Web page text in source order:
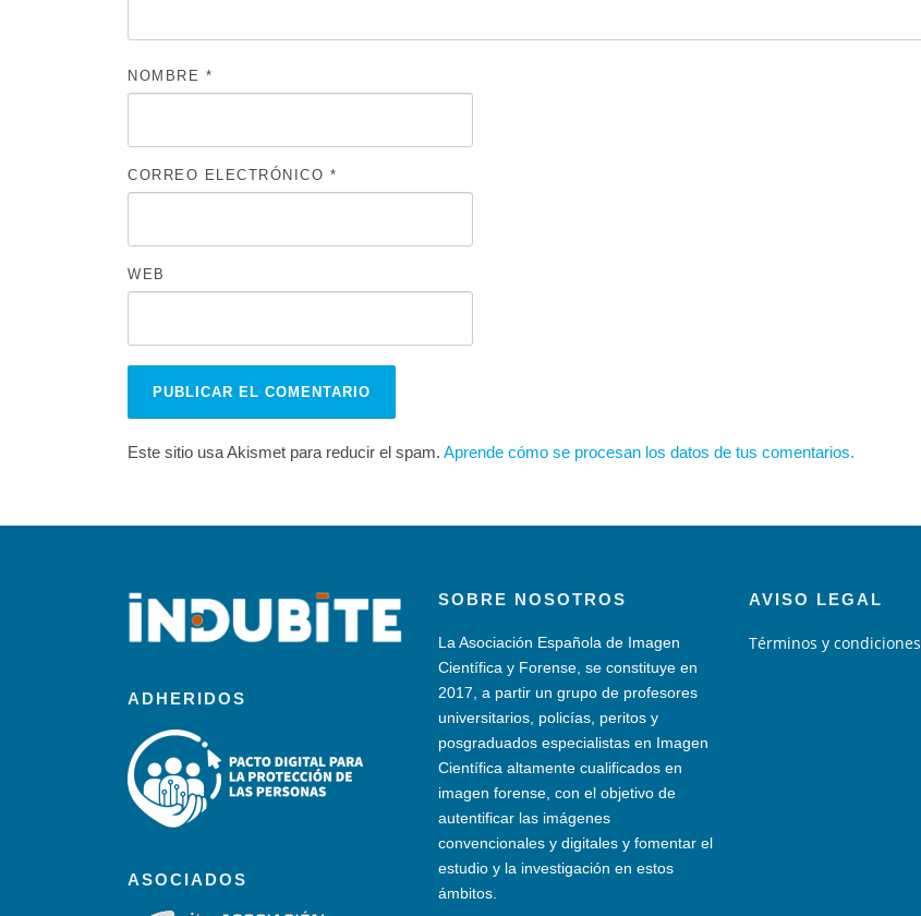
NOMBRE *
CORREO ELECTRÓNICO *
WEB
Este sitio usa Akismet para reducir el spam. Aprende cómo se procesan los datos de tus comentarios.
ADHERIDOS
ASOCIADOS
SOBRE NOSOTROS
La Asociación Española de Imagen
Científica y Forense, se constituye en
2017, a partir un grupo de profesores
universitarios, policías, peritos y
posgraduados especialistas en Imagen
Científica altamente cualificados en
imagen forense, con el objetivo de
autentificar las imágenes
convencionales y digitales y fomentar el
estudio y la investigación en estos
ámbitos.
AVISO LEGAL
Términos y condiciones